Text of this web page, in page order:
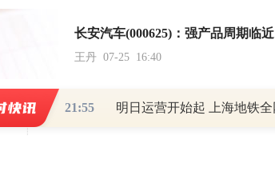
王丹 07-25 16:40
21:55